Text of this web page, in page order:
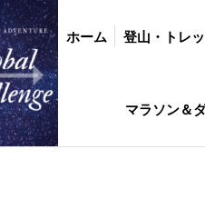
ホーム 登山・トレ
マラソン＆
登山・トレッキング バイク・